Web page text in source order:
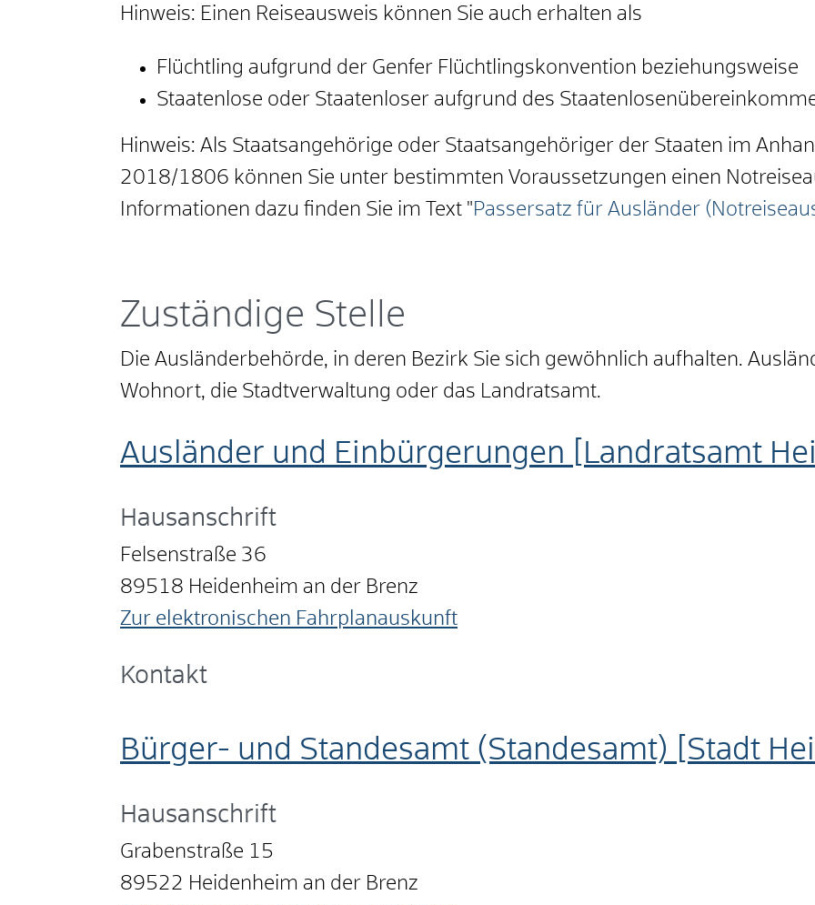
Hinweis: Einen Reiseausweis können Sie auch erhalten als
Flüchtling aufgrund der Genfer Flüchtlingskonvention beziehungsweise
Staatenlose oder Staatenloser aufgrund des
Hinweis: Als Staatsangehörige oder Staatsangehöriger der Staaten im
2018/1806 können Sie unter bestimmten Voraussetzungen einen
Informationen dazu finden Sie im Text "Passersatz für Ausländer
Zuständige Stelle
Die Ausländerbehörde, in deren Bezirk Sie sich gewöhnlich aufhalten.
Wohnort, die Stadtverwaltung oder das Landratsamt.
Ausländer und Einbürgerungen [Landratsamt
Hausanschrift
Felsenstraße 36
89518 Heidenheim an der Brenz
Zur elektronischen Fahrplanauskunft
Kontakt
Bürger- und Standesamt (Standesamt) [Stadt
Hausanschrift
Grabenstraße 15
89522 Heidenheim an der Brenz